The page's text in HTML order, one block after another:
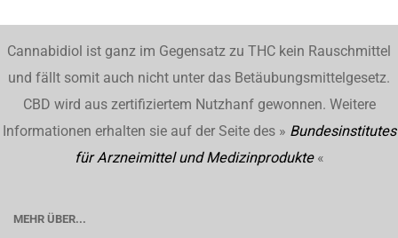
Cannabidiol ist ganz im Gegensatz zu THC kein Rauschmittel
und fällt somit auch nicht unter das Betäubungsmittelgesetz.
CBD wird aus zertifiziertem Nutzhanf gewonnen. Weitere
Informationen erhalten sie auf der Seite des » Bundesinstitutes
für Arzneimittel und Medizinprodukte«
MEHR ÜBER...